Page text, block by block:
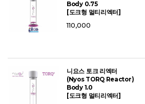
Body 0.75
[도크형 멀티리엑터]
110,000
니요스 토크 리엑터
(Nyos TORQ Reactor)
Body 1.0
[도크형 멀티리엑터]